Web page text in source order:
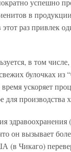
успешно
в
раз привлек
в том
булочках из
ускоряет
для производства
он вызывает
(в Чикаго)